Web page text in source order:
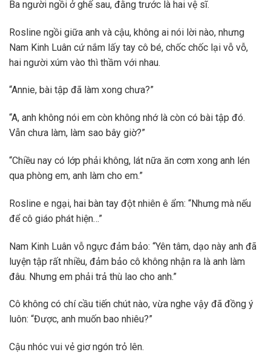
Ba người ngồi ở ghế sau, đằng trước là hai vệ sĩ.
Rosline ngồi giữa anh và cậu, không ai nói lời nào, nhưng
Nam Kinh Luân cứ nắm lấy tay cô bé, chốc chốc lại vỗ vỗ,
hai người xúm vào thì thầm với nhau.
“Annie, bài tập đã làm xong chưa?”
“A, anh không nói em còn không nhớ là còn có bài tập đó.
Vẫn chưa làm, làm sao bây giờ?”
“Chiều nay có lớp phải không, lát nữa ăn cơm xong anh lén
qua phòng em, anh làm cho em.”
Rosline e ngại, hai bàn tay đột nhiên ê ẩm: “Nhưng mà nếu
để cô giáo phát hiện…”
Nam Kinh Luân vỗ ngực đảm bảo: “Yên tâm, dạo này anh đã
luyện tập rất nhiều, đảm bảo cô không nhận ra là anh làm
đâu. Nhưng em phải trả thù lao cho anh.”
Cô không có chí cầu tiến chút nào, vừa nghe vậy đã đồng ý
luôn: “Được, anh muốn bao nhiêu?”
Cậu nhóc vui vẻ giơ ngón trỏ lên.